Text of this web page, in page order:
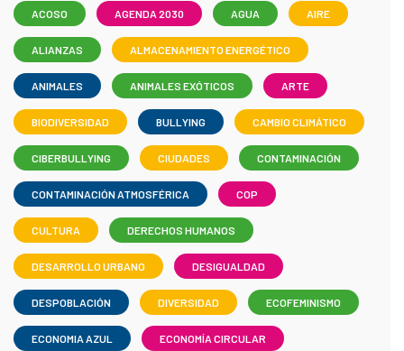
ACOSO AGENDA 2030 AGUA AIRE
ALIANZAS ALMACENAMIENTO ENERGÉTICO
ANIMALES ANIMALES EXÓTICOS ARTE
BIODIVERSIDAD BULLYING CAMBIO CLIMÁTICO
CIBERBULLYING CIUDADES CONTAMINACIÓN
CONTAMINACIÓN ATMOSFÉRICA COP
CULTURA DERECHOS HUMANOS
DESARROLLO URBANO DESIGUALDAD
DESPOBLACIÓN DIVERSIDAD ECOFEMINISMO
ECONOMIA AZUL ECONOMÍA CIRCULAR